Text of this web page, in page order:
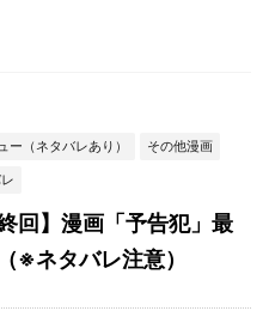
ー（ネタバレあり）
その他漫画
回】漫画「予告犯」最
※ネタバレ注意）